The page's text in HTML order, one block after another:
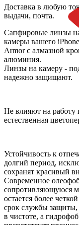
Доставка в любую
выдачи, почта.
Сапфировые линзы
камеры вашего
Armor с алмазной
алюминия.
Линзы на камеру -
надежно защищают.
Не влияют на
естественная
Устойчивость к
долгий период,
сохранят красивый
Современное
сопротивляющуюся
остается более
срок службы защиты,
в чистоте, а